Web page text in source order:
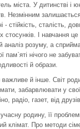
міста. У дитинстві і
Незмінним
- стійкість, сталість,
стосунків. І навчання
аналіз розуму, а
пам`яті нічого не
й образи.
й інше. Світ
забарвлювати у свої
радіо, газет, від
родину, її
клімат. Про методи